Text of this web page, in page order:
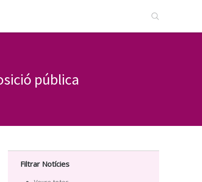
pública
Filtrar Notícies